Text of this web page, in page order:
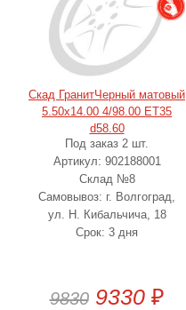
Скад ГранитЧерный матовый
5.50x14.00 4/98.00 ET35
d58.60
Под заказ 2 шт.
Артикул: 902188001
Склад №8
Самовывоз: г. Волгоград,
ул. Н. Кибальчича, 18
Срок: 3 дня
9830 9330 ₽